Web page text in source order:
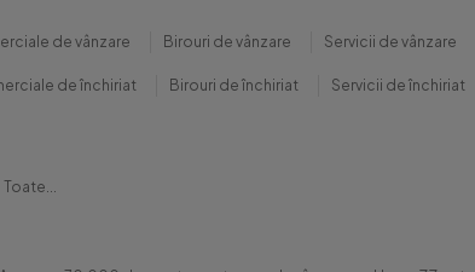
de vânzare Birouri de vânzare Servicii de vânzare
de închiriat Birouri de închiriat Servicii de închiriat
Toate...